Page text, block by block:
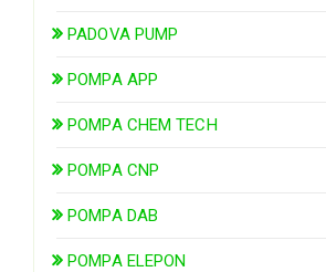
PADOVA PUMP
POMPA APP
POMPA CHEM TECH
POMPA CNP
POMPA DAB
POMPA ELEPON